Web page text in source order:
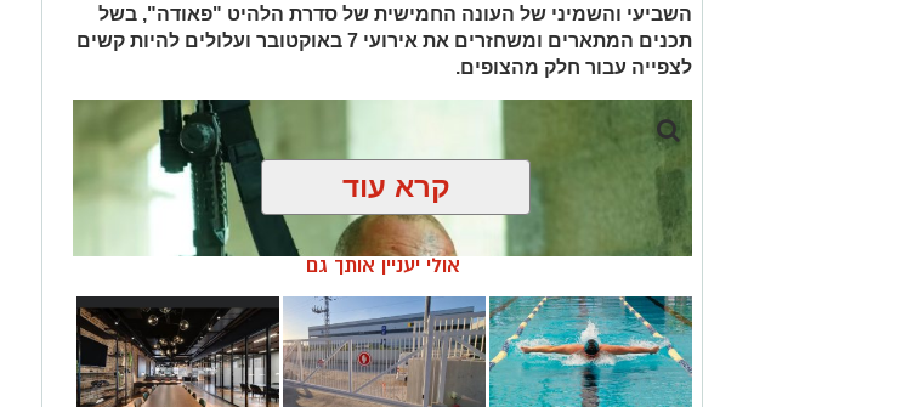
השביעי והשמיני של העונה החמישית של סדרת הלהיט "פאודה", בשל
תכנים המתארים ומשחזרים את אירועי 7 באוקטובר ועלולים להיות קשים
לצפייה עבור חלק מהצופים.
קרא עוד
אולי יעניין אותך גם